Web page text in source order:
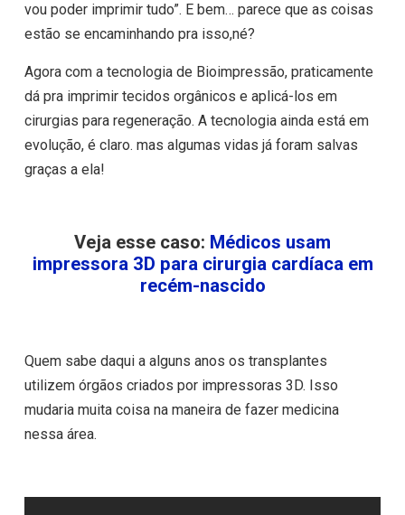
vou poder imprimir tudo”. E bem… parece que as coisas
estão se encaminhando pra isso,né?
Agora com a tecnologia de Bioimpressão, praticamente
dá pra imprimir tecidos orgânicos e aplicá-los em
cirurgias para regeneração. A tecnologia ainda está em
evolução, é claro. mas algumas vidas já foram salvas
graças a ela!
Veja esse caso: Médicos usam
impressora 3D para cirurgia cardíaca em
recém-nascido
Quem sabe daqui a alguns anos os transplantes
utilizem órgãos criados por impressoras 3D. Isso
mudaria muita coisa na maneira de fazer medicina
nessa área.